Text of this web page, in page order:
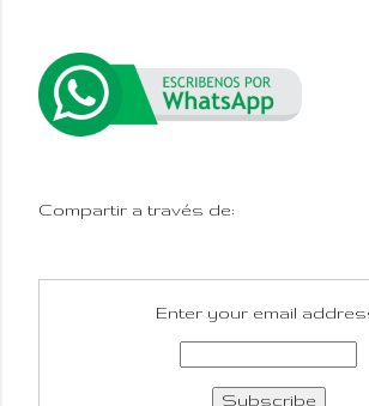
Compartir a través de:
Enter your email